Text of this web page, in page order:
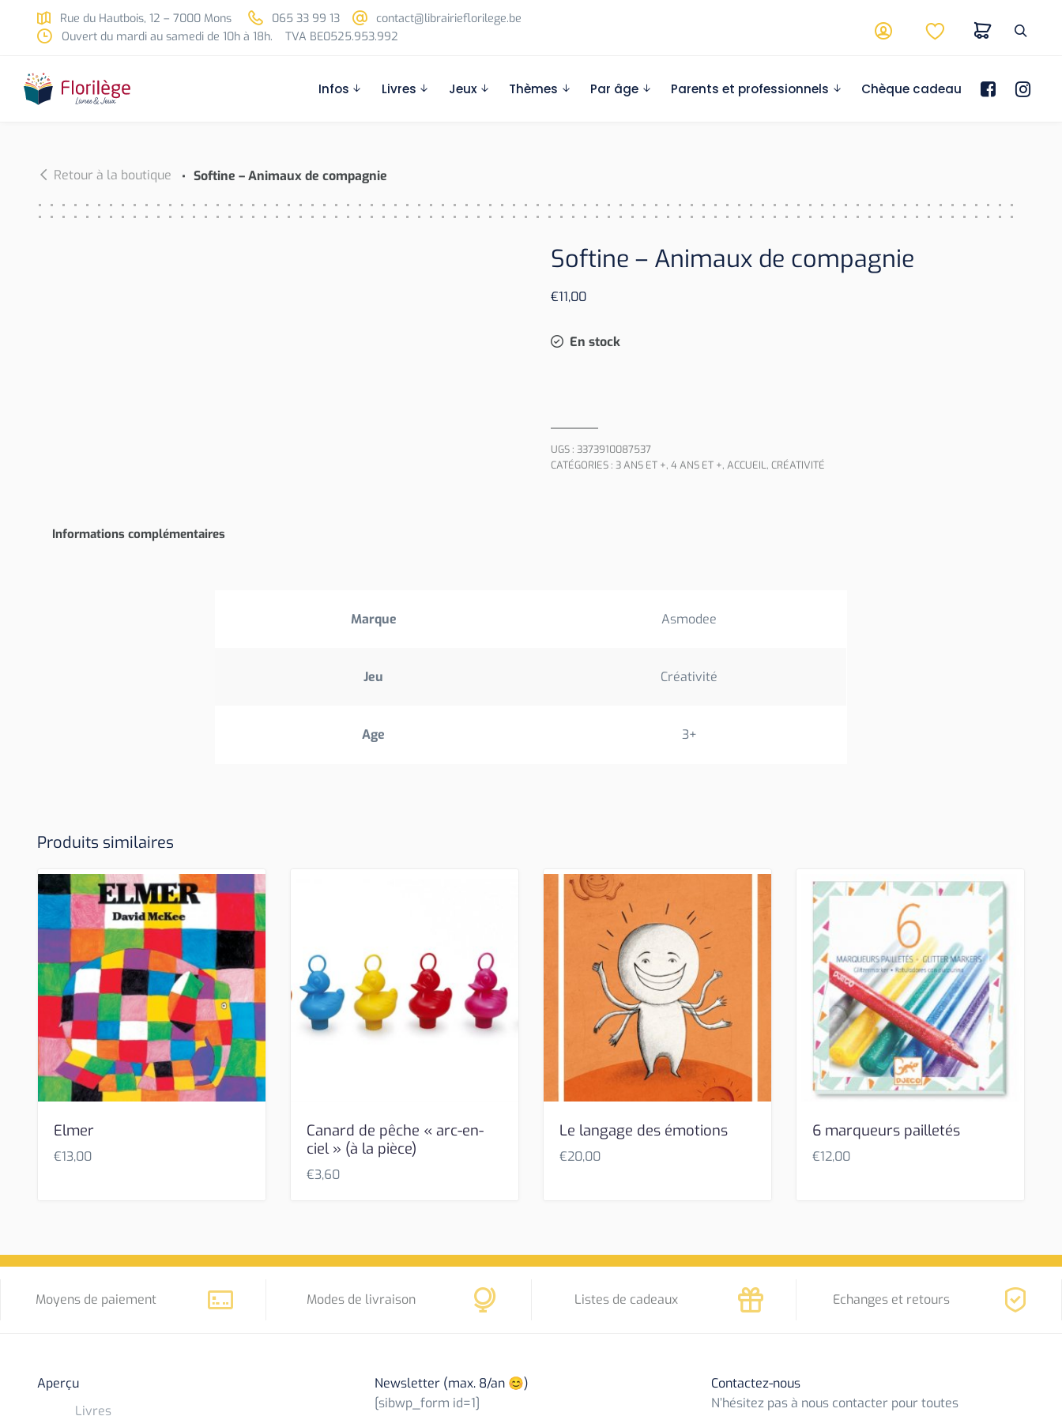
Skip to main content
Rue du Hautbois, 12 – 7000 Mons 065 33 99 13
contact@librairieflorilege.be
Ouvert du mardi au samedi de 10h à 18h.
TVA BE0525.953.992
Infos Livres Jeux Thèmes Par âge Parents et professionnels Chèque cadeau
Retour à la boutique Softine – Animaux de compagnie
Softine – Animaux de compagnie
€11,00
En stock
UGS : 3373910087537
CATÉGORIES : 3 ANS ET +, 4 ANS ET +, ACCUEIL, CRÉATIVITÉ
Informations complémentaires
Marque Asmodee
Jeu Créativité
Age 3+
Produits similaires
Elmer
€13,00
Canard de pêche « arc-en-
ciel » (à la pièce)
€3,60
Le langage des émotions
€20,00
6 marqueurs pailletés
€12,00
Moyens de paiement Modes de livraison Listes de cadeaux Echanges et retours
Aperçu
Livres
Newsletter (max. 8/an 😊)
[sibwp_form id=1]
Contactez-nous
N’hésitez pas à nous contacter pour toutes